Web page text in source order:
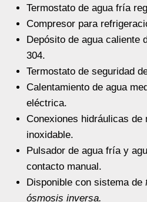
Termostato de agua fría
Compresor para
Depósito de agua caliente
304.
Termostato de seguridad
Calentamiento de agua
eléctrica.
Conexiones hidráulicas
inoxidable.
Pulsador de agua fría y
contacto manual.
Disponible con sistema de
ósmosis inversa.